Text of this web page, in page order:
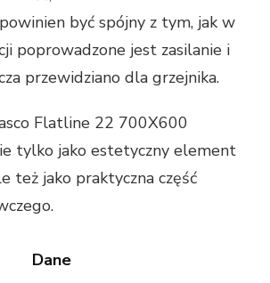
być spójny z tym, jak w
poprowadzone jest zasilanie i
przewidziano dla grzejnika.
Flatline 22 700X600
tylko jako estetyczny element
też jako praktyczna część
Dane